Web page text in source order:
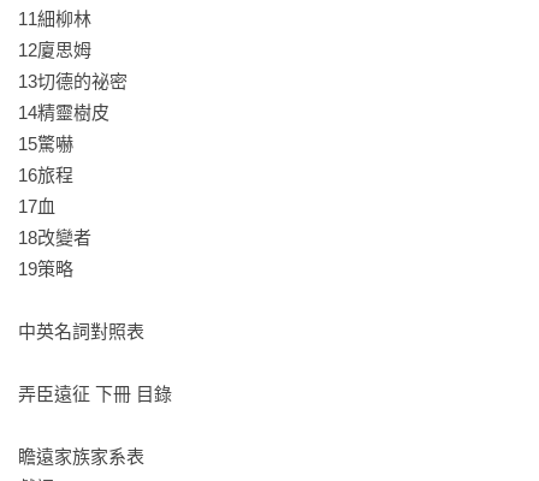
11細柳林
12廈思姆
13切德的祕密
14精靈樹皮
15驚嚇
16旅程
17血
18改變者
19策略
中英名詞對照表
弄臣遠征 下冊 目錄
瞻遠家族家系表